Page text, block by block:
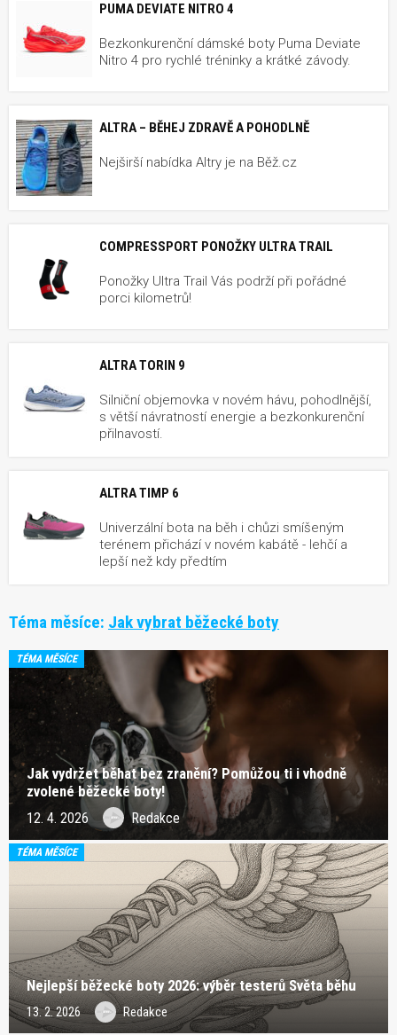
PUMA DEVIATE NITRO 4
Bezkonkurenční dámské boty Puma Deviate
Nitro 4 pro rychlé tréninky a krátké závody.
ALTRA – BĚHEJ ZDRAVĚ A POHODLNĚ
Nejširší nabídka Altry je na Běž.cz
COMPRESSPORT PONOŽKY ULTRA TRAIL
Ponožky Ultra Trail Vás podrží při pořádné
porci kilometrů!
ALTRA TORIN 9
Silniční objemovka v novém hávu, pohodlnější,
s větší návratností energie a bezkonkurenční
přilnavostí.
ALTRA TIMP 6
Univerzální bota na běh i chůzi smíšeným
terénem přichází v novém kabátě - lehčí a
lepší než kdy předtím
Téma měsíce: Jak vybrat běžecké boty
TÉMA MĚSÍCE
Jak vydržet běhat bez zranění? Pomůžou ti i vhodně
zvolené běžecké boty!
12. 4. 2026 Redakce
TÉMA MĚSÍCE
Nejlepší běžecké boty 2026: výběr testerů Světa běhu
13. 2. 2026 Redakce